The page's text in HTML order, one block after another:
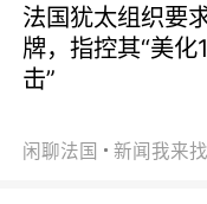
法国犹太组织要
牌，指控其“美
击”
闲聊法国 新闻我来找